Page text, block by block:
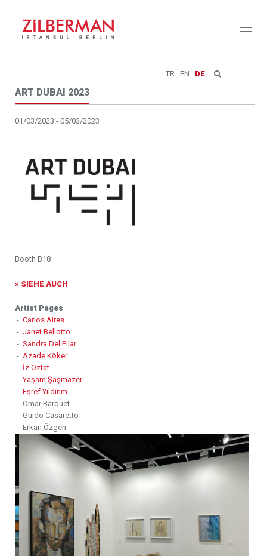
TR EN DE
ART DUBAI 2023
01/03/2023 - 05/03/2023
Booth B18
» SIEHE AUCH
Artist Pages
- Carlos Aires
- Janet Bellotto
- Sandra Del Pilar
- Azade Köker
- İz Öztat
-Yaşam Şaşmazer
- Eşref Yıldırım
- Omar Barquet
- Guido Casaretto
- Erkan Özgen